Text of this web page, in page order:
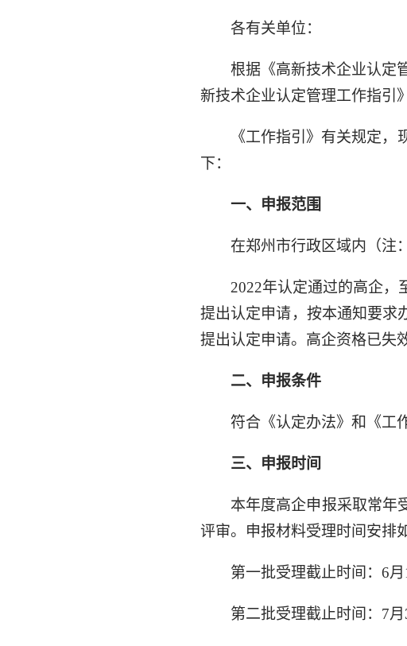
各有关单位：
根据《高新技术企业认定
新技术企业认定管理工作指引
《工作指引》有关规定
下：
一、申报范围
在郑州市行政区域内（注
2022年认定通过的高企，
提出认定申请，按本通知要求
提出认定申请。高企资格已失
二、申报条件
符合《认定办法》和《工
三、申报时间
本年度高企申报采取常年
评审。申报材料受理时间安排
第一批受理截止时间：6月
第二批受理截止时间：7月